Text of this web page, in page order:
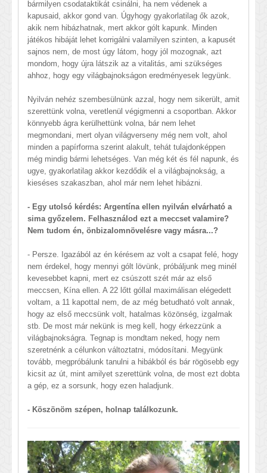
bármilyen csodataktikát csinálni, ha nem védenek a
kapusaid, akkor gond van. Úgyhogy gyakorlatilag ők azok,
akik nem hibázhatnak, mert akkor gólt kapunk. Minden
játékos hibáját lehet korrigálni valamilyen szinten, a kapusét
sajnos nem, de most úgy látom, hogy jól mozognak, azt
mondom, hogy újra látszik az a vitalitás, ami szükséges
ahhoz, hogy egy világbajnokságon eredményesek legyünk.
Nyilván nehéz szembesülnünk azzal, hogy nem sikerült, amit
szerettünk volna, veretlenül végigmenni a csoportban. Akkor
könnyebb ágra kerülhettünk volna, bár nem lehet
megmondani, mert olyan világverseny még nem volt, ahol
minden a papírforma szerint alakult, tehát tulajdonképpen
még mindig bármi lehetséges. Van még két és fél napunk, és
ugye, gyakorlatilag akkor kezdődik el a világbajnokság, a
kieséses szakaszban, ahol már nem lehet hibázni.
- Egy utolsó kérdés: Argentína ellen nyilván elvárható a
sima győzelem. Felhasználod ezt a meccset valamire?
Nem tudom én, önbizalomnövelésre vagy másra...?
- Persze. Igazából az én kérésem az volt a csapat felé, hogy
nem érdekel, hogy mennyi gólt lövünk, próbáljunk meg minél
kevesebbet kapni, mert ez csúszott szét már az első
meccsen, Kína ellen. A 22 lőtt góllal maximálisan elégedett
voltam, a 11 kapottal nem, de az még betudható volt annak,
hogy az első meccsünk volt, hatalmas közönség, izgalmak
stb. De most már nekünk is meg kell, hogy érkezzünk a
világbajnokságra. Tegnap is mondtam neked, hogy nem
szeretnénk a célunkon változtatni, módosítani. Megyünk
tovább, megpróbálunk tanulni a hibákból és bár rögösebb egy
kicsit az út, mint amilyet szerettünk volna, de most ezt dobta
a gép, ez a sorsunk, hogy ezen haladjunk.
- Köszönöm szépen, holnap találkozunk.